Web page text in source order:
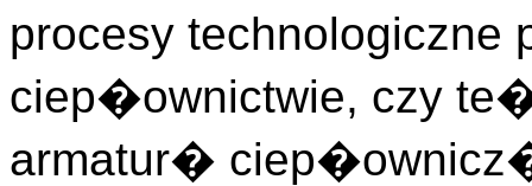
procesy
ciep�ownictwie, czy
armatur�